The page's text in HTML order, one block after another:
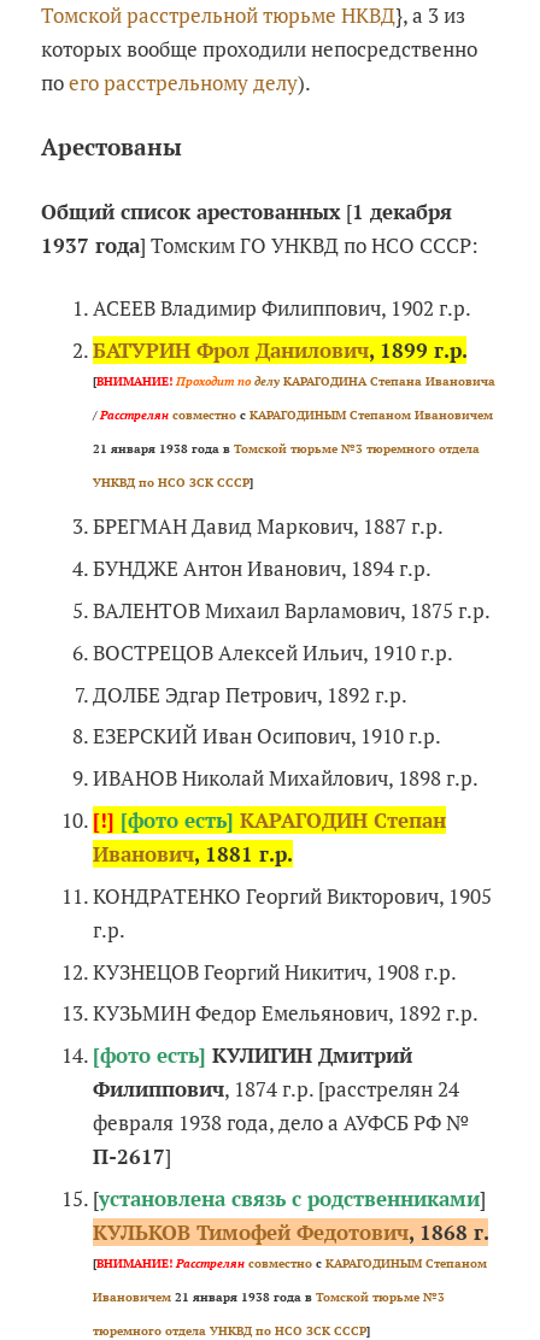
Томской расстрельной тюрьме НКВД}, а 3 из
которых вообще проходили непосредственно
поего расстрельному делу).
Арестованы
Общий список арестованных [1 декабря
1937 года] Томским ГО УНКВД по НСО СССР:
АСЕЕВ Владимир Филиппович, 1902 г.р.
БАТУРИН Фрол Данилович, 1899 г.р.
[ВНИМАНИЕ! Проходит по делу КАРАГОДИНА Степана Ивановича
/Расстрелян совместнос КАРАГОДИНЫМ Степаном Ивановичем
21 января 1938 года в Томской тюрьме №3 тюремного отдела
УНКВД по НСО ЗСК СССР]
БРЕГМАН Давид Маркович, 1887 г.р.
БУНДЖЕ Антон Иванович, 1894 г.р.
ВАЛЕНТОВ Михаил Варламович, 1875 г.р.
ВОСТРЕЦОВ Алексей Ильич, 1910 г.р.
ДОЛБЕ Эдгар Петрович, 1892 г.р.
ЕЗЕРСКИЙ Иван Осипович, 1910 г.р.
ИВАНОВ Николай Михайлович, 1898 г.р.
[!] [фото есть] КАРАГОДИН Степан
Иванович, 1881 г.р.
КОНДРАТЕНКО Георгий Викторович, 1905
г.р.
КУЗНЕЦОВ Георгий Никитич, 1908 г.р.
КУЗЬМИН Федор Емельянович, 1892 г.р.
[фото есть] КУЛИГИН Дмитрий
Филиппович, 1874 г.р. [расстрелян 24
февраля 1938 года, дело а АУФСБ РФ №
П-2617]
[установлена связь с родственниками]
КУЛЬКОВ Тимофей Федотович, 1868 г.
[ВНИМАНИЕ!Расстрелян совместнос КАРАГОДИНЫМ Степаном
Ивановичем21 января 1938 года в Томской тюрьме №3
тюремного отдела УНКВД по НСО ЗСК СССР]